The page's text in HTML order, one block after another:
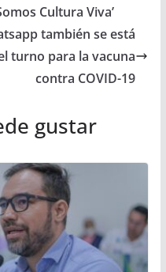
Cultura Viva’
también se está
turno para la vacuna
contra COVID-19
gustar